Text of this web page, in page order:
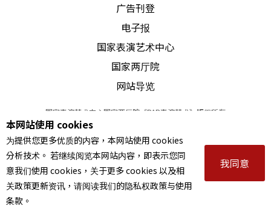
式里找到人物、再创造。」当一个世代要退休时，
总有段青黄不接的时候，许栢昂与黄宇琳，正好接
上这条线，让台湾京剧的后段不至于山崩似地塌
至于半路出家的李佩颖，没有戏校坐科的训练背
景，没有家学渊源的庇荫，也没有从小在歌仔戏班
演出的实战磨练，这位顶著高学历的歌仔戏小生，
有的只是对歌仔戏的热情，靠著自修苦练，寻找一
个歌仔戏小生的新貌。从老戏《陈三五娘》、胡撇
广告刊登
电子报
国家表演艺术中心
国家两厅院
网站导览
国家表演艺术中心国家两厅院《PAR表演艺术》版权所有
© 2022Performing arts redefined. All Rights Reserved
统一编号 Tax Id number 00973926
本站所提供相关演出资讯，如有异动应以主办单位公告为准。
服务条款｜隐私权声明｜著作权声明
本网站使用 cookies
为提供您更多优质的内容，本网站使用 cookies
分析技术。 若继续阅览本网站内容，即表示您同
意我们使用 cookies，关于更多 cookies 以及相
关政策更新资讯，请阅读我们的隐私权政策与使用
条款。
我同意